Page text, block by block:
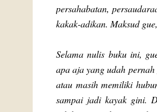
persahabatan,
kakak-adikan. Maksud
Selama nulis buku ini,
apa aja yang udah
atau masih memiliki
sampai jadi kayak gini.